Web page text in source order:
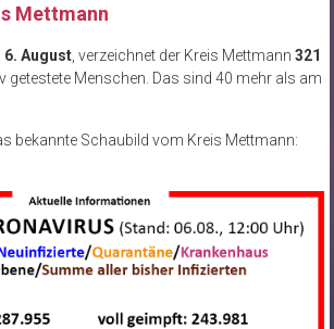
Mettmann
6. August, verzeichnet der Kreis Mettmann 321
getestete Menschen. Das sind 40 mehr als am
bekannte Schaubild vom Kreis Mettmann: